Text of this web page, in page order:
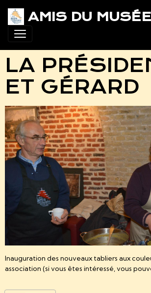
AMIS DU
LA
ET GÉRARD
Inauguration des nouveaux tabliers aux
association (si vous êtes intéressé, vous